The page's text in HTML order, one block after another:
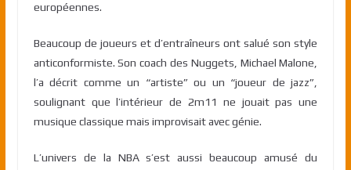
européennes.
Beaucoup de joueurs et d’entraîneurs ont salué son style
anticonformiste. Son coach des Nuggets, Michael Malone,
l’a décrit comme un “artiste” ou un “joueur de jazz”,
soulignant que l’intérieur de 2m11 ne jouait pas une
musique classique mais improvisait avec génie.
L’univers de la NBA s’est aussi beaucoup amusé du